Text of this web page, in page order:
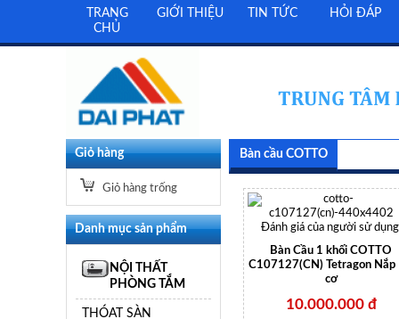
TRANG
CHỦ
GIỚI THIỆU TIN TỨC HỎI ĐÁP
Giỏ hàng
Giỏ hàng trống
Danh mục sản phẩm
NỘI THẤT
PHÒNG TẮM
THÓAT SÀN
Bàn cầu COTTO
Đánh giá của người sử
Bàn Cầu 1 khối COTTO
C107127(CN) Tetragon Nắp
cơ
10.000.000 đ